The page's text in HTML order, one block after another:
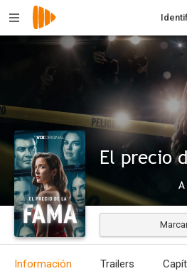
El precio
Información Trailers